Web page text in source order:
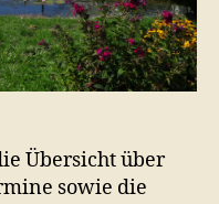
Übersicht über
sowie die